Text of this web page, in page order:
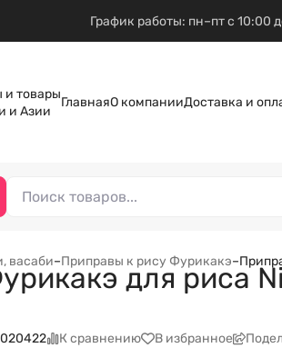
График работы: пн–пт с 10:00
и товары
и Азии
ГлавнаяО компанииДоставка и
васаби–Приправы к рису Фурикакэ–
для риса
020422 К сравнению В избранное